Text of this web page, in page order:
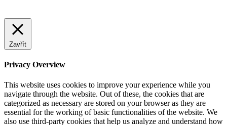
Zavřít
Privacy Overview
This website uses cookies to improve your experience while you
navigate through the website. Out of these, the cookies that are
categorized as necessary are stored on your browser as they are
essential for the working of basic functionalities of the website. We
also use third-party cookies that help us analyze and understand how